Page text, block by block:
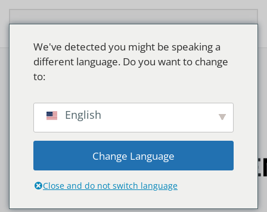
We've detected you might be speaking a
different language. Do you want to change
to:
English
Change Language
Close and do not switch language